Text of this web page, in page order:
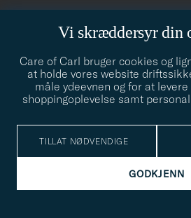
Vi skræddersyr din
Care of Carl bruger cookies og
at holde vores website
måle ydeevnen og for at
shoppingoplevelse samt
TILLAT NØDVENDIGE
GODKJENN
STILRÅDGIVNING
© Care of Carl 2026